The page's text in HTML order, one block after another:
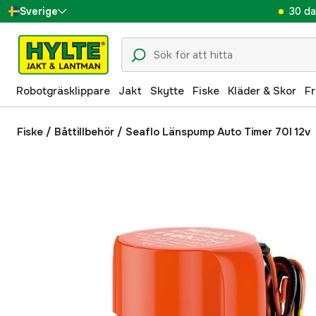
Sverige
Danmark
Suomi
Norge
Deutschland
30
Robotgräsklippare Jakt Skytte Fiske Kläder & Skor
Fiske / Båttillbehör / Seaflo Länspump Auto Timer 70l 12v